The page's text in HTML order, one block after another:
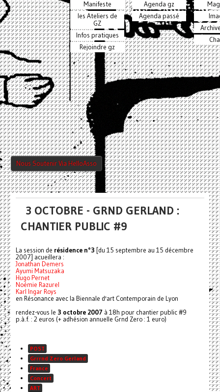
Manifeste
les Ateliers de
GZ
Infos pratiques
Rejoindre gz
Agenda gz
Agenda passé
Nous Soutenir Via HelloAsso
3 OCTOBRE - GRND GERLAND :
CHANTIER PUBLIC #9
La session de résidence n°3 [du 15 septembre au 15 décembre
2007] acueillera :
Jonathan Demers
Ayumi Matsuzaka
Hugo Pernet
Noémie Razurel
Karl Ingar Roys
en Résonance avec la Biennale d'art Contemporain de Lyon
rendez-vous le 3 octobre 2007 à 18h pour chantier public #9
p.à.f. : 2 euros (+ adhésion annuelle Grnd Zero : 1 euro)
POST
Grrrnd Zero Gerland
France
Concert
ART